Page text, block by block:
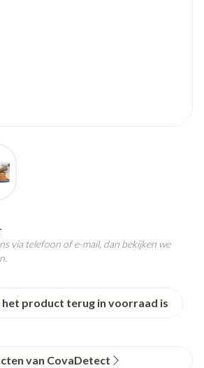
product terug in voorraad is
via telefoon of e-mail, dan bekijken we
van CovaDetect